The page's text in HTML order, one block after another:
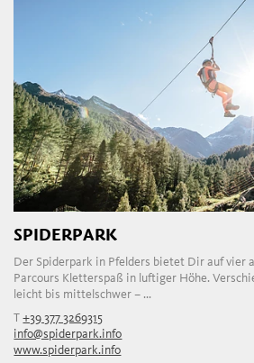
SPIDERPARK
Der Spiderpark in Pfelders bietet Dir auf vier
Parcours Kletterspaß in luftiger Höhe.
leicht bis mittelschwer – ...
T+39 377 3269315
info@spiderpark.info
www.spiderpark.info